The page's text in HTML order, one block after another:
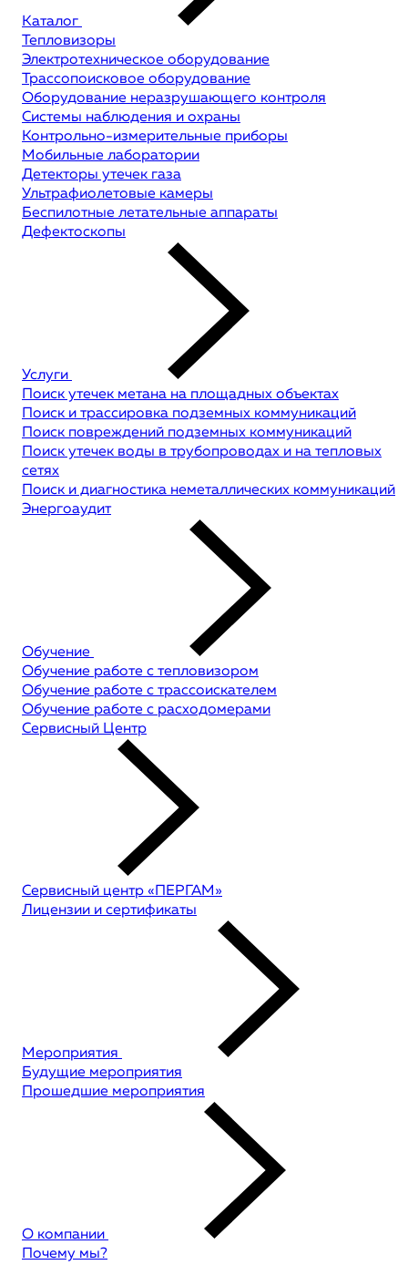
Каталог
Тепловизоры
Электротехническое оборудование
Трассопоисковое оборудование
Оборудование неразрушающего контроля
Системы наблюдения и охраны
Контрольно-измерительные приборы
Мобильные лаборатории
Детекторы утечек газа
Ультрафиолетовые камеры
Беспилотные летательные аппараты
Дефектоскопы
Услуги
Поиск утечек метана на площадных объектах
Поиск и трассировка подземных коммуникаций
Поиск повреждений подземных коммуникаций
Поиск утечек воды в трубопроводах и на тепловых
сетях
Поиск и диагностика неметаллических коммуникаций
Энергоаудит
Обучение
Обучение работе с тепловизором
Обучение работе с трассоискателем
Обучение работе с расходомерами
Сервисный Центр
Сервисный центр «ПЕРГАМ»
Лицензии и сертификаты
Мероприятия
Будущие мероприятия
Прошедшие мероприятия
О компании
Почему мы?